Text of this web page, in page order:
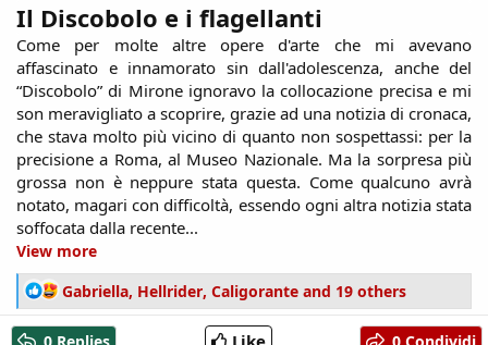
Il Discobolo e i flagellanti
Come per molte altre opere d'arte che mi avevano
affascinato e innamorato sin dall'adolescenza, anche del
“Discobolo” di Mirone ignoravo la collocazione precisa e mi
son meravigliato a scoprire, grazie ad una notizia di cronaca,
che stava molto più vicino di quanto non sospettassi: per la
precisione a Roma, al Museo Nazionale. Ma la sorpresa più
grossa non è neppure stata questa. Come qualcuno avrà
notato, magari con difficoltà, essendo ogni altra notizia stata
soffocata dalla recente...​
View more
R
e
a
Gabriella, Hellrider, Caligorante and 19 others
Like